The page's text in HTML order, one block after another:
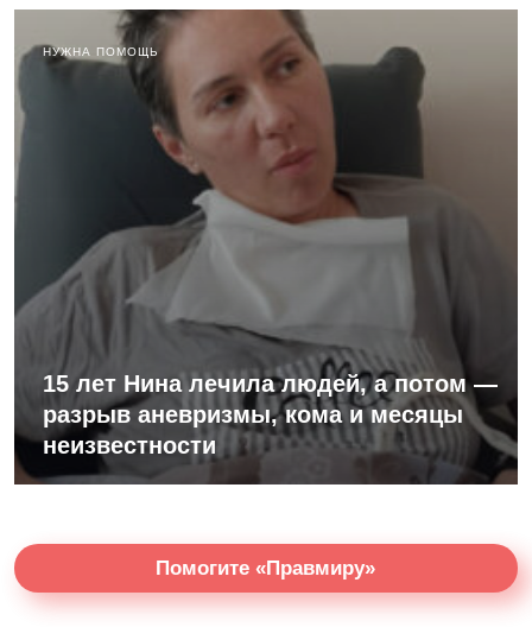
НУЖНА ПОМОЩЬ
15 лет Нина лечила людей, а потом —
разрыв аневризмы, кома и месяцы
неизвестности
Помогите «Правмиру»